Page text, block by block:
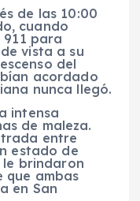
de las 10:00
cuando
911 para
vista a su
del
acordado
nunca llegó.
intensa
de maleza.
entre
estado de
le brindaron
que ambas
en San